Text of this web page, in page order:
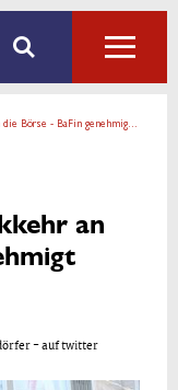
- BaFin genehmigt Prospekt
an
- auf twitter